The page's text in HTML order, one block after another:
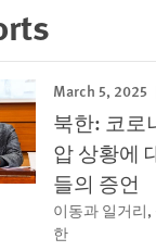
March 5, 2025
북한: 코로
압 상황에
들의 증언
이동과 일거리
한